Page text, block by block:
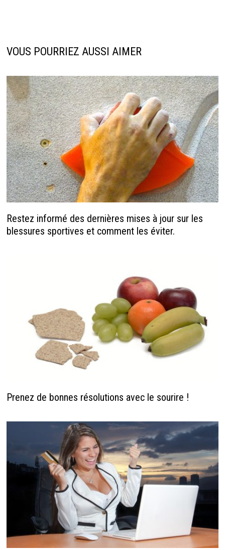
VOUS POURRIEZ AUSSI AIMER
Restez informé des dernières mises à jour sur les
blessures sportives et comment les éviter.
Prenez de bonnes résolutions avec le sourire !